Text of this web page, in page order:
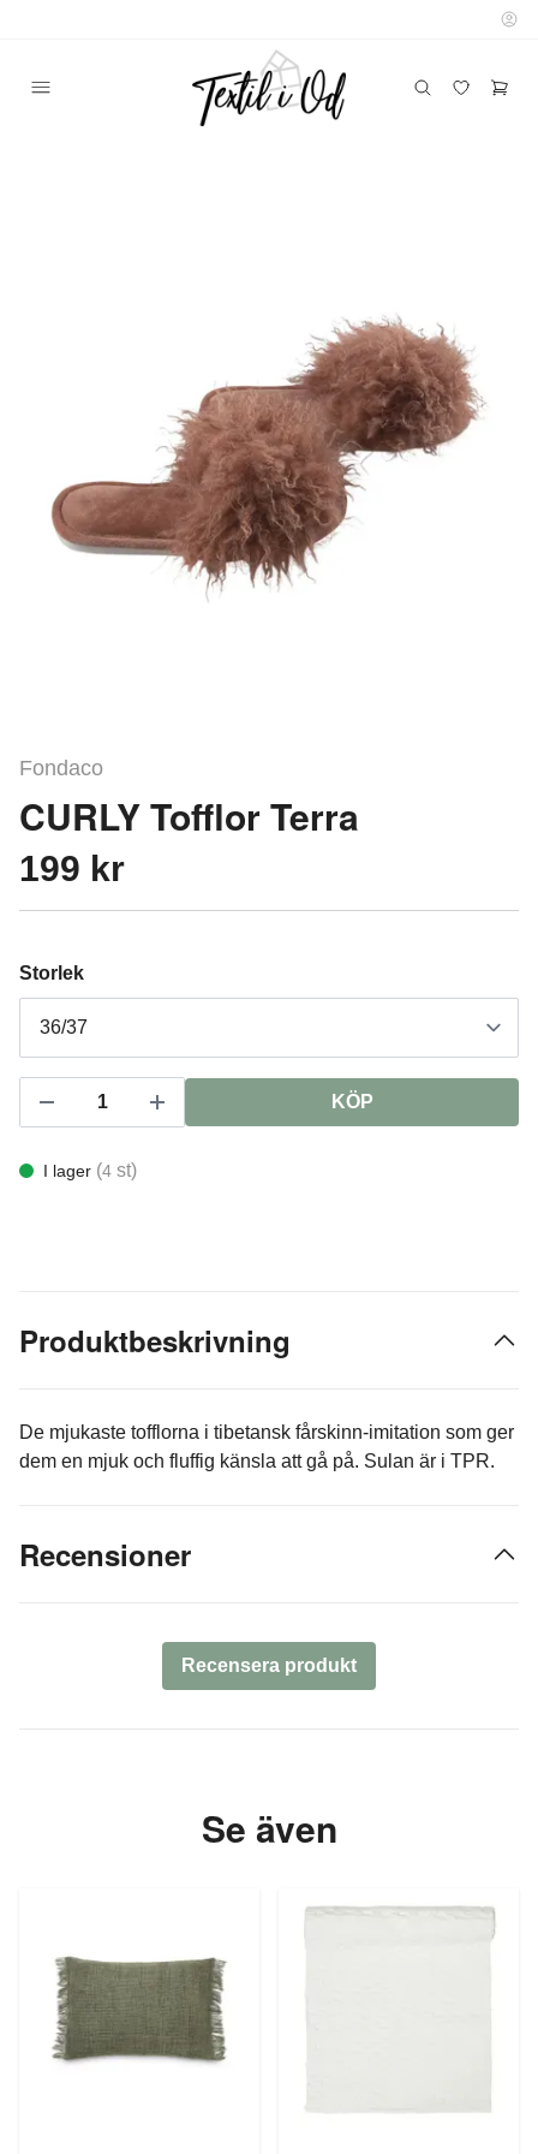
Fondaco
CURLY Tofflor Terra
199 kr
Storlek
KÖP
I lager (4 st)
Produktbeskrivning
De mjukaste tofflorna i tibetansk fårskinn-imitation som ger
dem en mjuk och fluffig känsla att gå på. Sulan är i TPR.
Recensioner
Recensera produkt
Se även